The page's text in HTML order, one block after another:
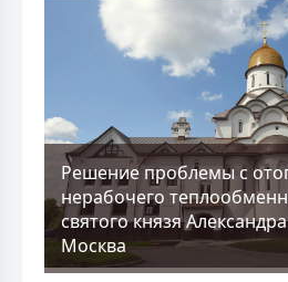
Решение проблемы с
нерабочего
святого князя
Москва